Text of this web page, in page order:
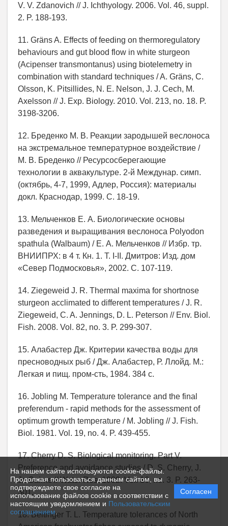
На нашем сайте используются cookie-файлы.
Продолжая пользоваться данным сайтом, вы
подтверждаете свое согласие на
использование файлов cookie в соответствии с
настоящим уведомлением и Пользовательским
соглашением.
Согласен
V. V. Zdanovich // J. Ichthyology. 2006. Vol. 46, suppl.
2. P. 188-193.
11. Gräns A. Effects of feeding on thermoregulatory
behaviours and gut blood flow in white sturgeon
(Acipenser transmontanus) using biotelemetry in
combination with standard techniques / A. Gräns, C.
Olsson, K. Pitsillides, N. E. Nelson, J. J. Cech, M.
Axelsson // J. Exp. Biology. 2010. Vol. 213, no. 18. P.
3198-3206.
12. Бреденко М. В. Реакции зародышей веслоноса
на экстремальное температурное воздействие /
М. В. Бреденко // Ресурсосберегающие
технологии в аквакультуре. 2-й Междунар. cимп.
(октябрь, 4-7, 1999, Адлер, Россия): материалы
докл. Краснодар, 1999. С. 18-19.
13. Мельченков Е. А. Биологические основы
разведения и выращивания веслоноса Polyodon
spathula (Walbaum) / Е. А. Мельченков // Избр. тр.
ВНИИПРХ: в 4 т. Кн. 1. Т. I-II. Дмитров: Изд. дом
«Север Подмосковья», 2002. С. 107-119.
14. Ziegeweid J. R. Thermal maxima for shortnose
sturgeon acclimated to different temperatures / J. R.
Ziegeweid, C. A. Jennings, D. L. Peterson // Env. Biol.
Fish. 2008. Vol. 82, no. 3. P. 299-307.
15. Алабастер Дж. Критерии качества воды для
пресноводных рыб / Дж. Алабастер, Р. Ллойд. М.:
Легкая и пищ. пром-сть, 1984. 384 с.
16. Jobling M. Temperature tolerance and the final
preferendum - rapid methods for the assessment of
optimum growth temperature / M. Jobling // J. Fish.
Biol. 1981. Vol. 19, no. 4. P. 439-455.
17. Cherry D. S. Biological monitoring. Part V.
Preference and avoidance studies / D. S. Cherry, J.
Jr. Cairns // Water Res. 1982. Vol. 16, no. 3. P. 263-
301.
18. Beitinger T. L. Temperature tolerances of North